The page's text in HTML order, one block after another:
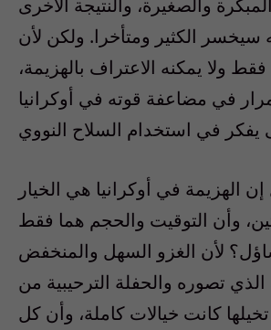
سيخسر الكثير ومتأخرا. ولكن لأن
ولا يمكنه الاعتراف بالهزيمة،
في مضاعفة قوته في أوكرانيا
إن الهزيمة في أوكرانيا هي الخيار
وأن التوقيت والحجم هما فقط
لأن الغزو السهل والمنخفض
الذي تصوره والحفلة الترحيبية من
تخيلها كانت خيالات كاملة، وأن كل